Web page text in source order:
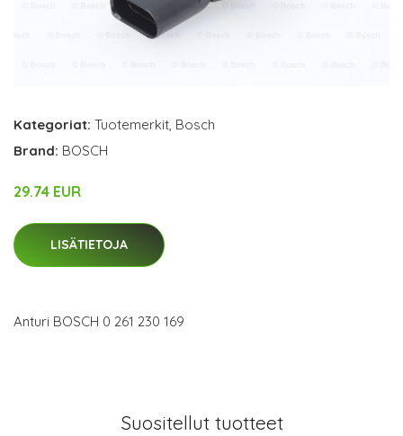
Kategoriat: Tuotemerkit, Bosch
Brand: BOSCH
29.74 EUR
LISÄTIETOJA
Anturi BOSCH 0 261 230 169
Suositellut tuotteet